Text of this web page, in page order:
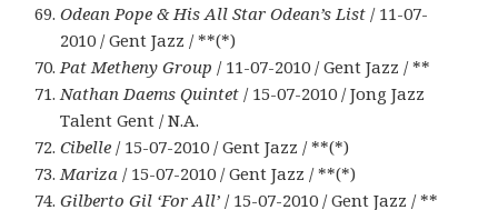
Odean Pope & His All Star Odean’s List / 11-07-
2010 / Gent Jazz / **(*)
Pat Metheny Group / 11-07-2010 / Gent Jazz / **
Nathan Daems Quintet / 15-07-2010 / Jong Jazz
Talent Gent / N.A.
Cibelle / 15-07-2010 / Gent Jazz / **(*)
Mariza / 15-07-2010 / Gent Jazz / **(*)
Gilberto Gil ‘For All’ / 15-07-2010 / Gent Jazz / **